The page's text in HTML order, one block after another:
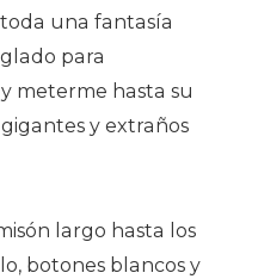
una fantasía
para
meterme hasta su
y extraños
largo hasta los
botones blancos y